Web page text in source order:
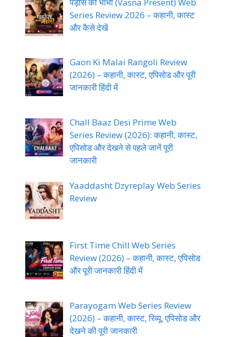
Series Review 2026 – कहानी, कास्ट
और कैसे देखें
Gaon Ki Malai Rangoli Review
(2026) – कहानी, कास्ट, एपिसोड और पूरी
जानकारी हिंदी में
Chall Baaz Desi Prime Web
Series Review (2026): कहानी, कास्ट,
एपिसोड और देखने से पहले जानें पूरी
जानकारी
Yaaddasht Dzyreplay Web Series
Review
First Time Chill Web Series
Review (2026) – कहानी, कास्ट, एपिसोड
और पूरी जानकारी हिंदी में
Parayogam Web Series Review
(2026) – कहानी, कास्ट, रिव्यू, एपिसोड और
देखने की पूरी जानकारी